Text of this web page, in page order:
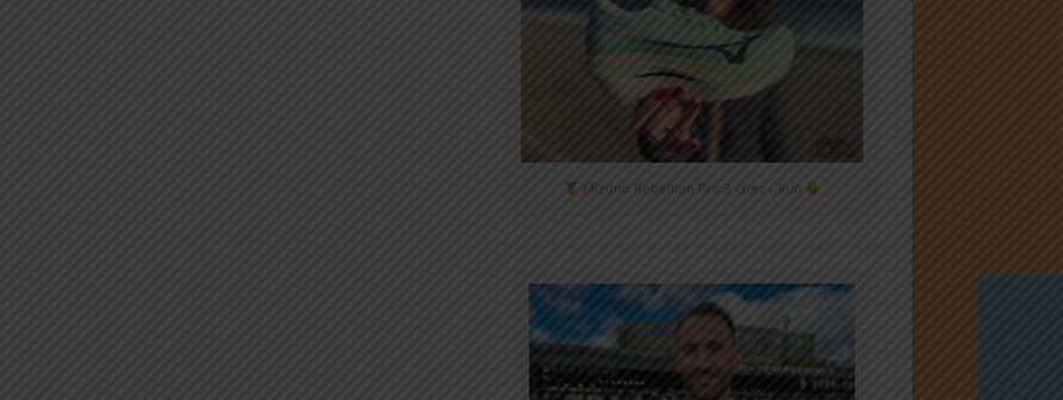
Mizuno Rebellion Pro 3 chez i-Run